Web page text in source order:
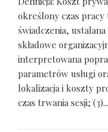
określony czas pracy
świadczenia,
składowe
interpretowana
parametrów usługi
lokalizacja i koszty
czas trwania sesji; (3)...